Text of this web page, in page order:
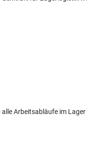
Arbeitsabläufe im